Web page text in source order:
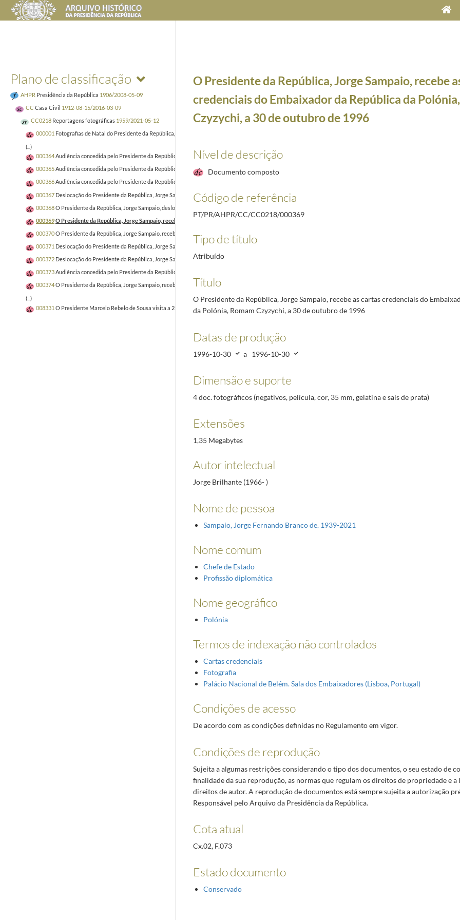
Plano de classificação
AHPR Presidência da República 1906/2008-05-09
CC Casa Civil 1912-08-15/2016-03-09
CC0218 Reportagens fotográficas 1959/2021-05-12
000001 Fotografias de Natal do Presidente da República, Aníbal Cavaco Silva e Maria Cavaco Silva, a 5 de dezembro de 2012
(...)
000364Audiência concedida pelo Presidente da República, Jorge Sampaio, ao Presidente do PSD dos Açores, Carlos da Costa Neves, a 5 de março de 1997
000365Audiência concedida pelo Presidente da República, Jorge Sampaio, ao Representante Especial do Secretário-Geral da ONU para Timor, Embaixador Jamsheed Marker,
000366Audiência concedida pelo Presidente da República, Jorge Sampaio, a Marcelo Rebelo de Sousa, a 6 de março de 1997
000367 Deslocação do Presidente da República, Jorge Sampaio, ao encerramento da exposição "Jovens Criadores 96", na Cordoaria Nacional, a 29 de outubro de 1996
000368O Presidente da República, Jorge Sampaio, desloca-se à cerimónia de lançamento da Fotobiografia "O Mundo de Ruben A.", no Teatro D. Maria II, a 29 de outubro
000369O Presidente da República, Jorge Sampaio, recebe as cartas credenciais do Embaixador da República da Polónia, Romam Czyzychi, a 30 de outubro de 1996
000370O Presidente da República, Jorge Sampaio, recebe as cartas credenciais do Embaixador da República do Iémen, Mohamed Abdailah, a 30 de outubro
000371 Deslocação do Presidente da República, Jorge Sampaio, ao Estádio da Luz, onde assistiu ao jogo de futebol entre o Benfica e o Fiorentina, para a 1.ª Mão dos Quartos
000372 Deslocação do Presidente da República, Jorge Sampaio, e da Senhora D. Maria José Ritta, ao Porto e a Coimbra, no âmbito das Comemorações do Dia Internacional da
000373Audiência concedida pelo Presidente da República, Jorge Sampaio, ao Embaixador do Brasil, Sr. Jorge Bornhausen, a 11 de março de 1997
000374O Presidente da República, Jorge Sampaio, recebe as cartas credenciais da Embaixadora da Guatemala, Gloria Passarelli de Chirouze, a 30 de outubro de 1996
(...)
008331 O Presidente Marcelo Rebelo de Sousa visita a 21.ª edição da Vindouro | Wine and History, Festa Pombalina, sendo homenageado como Cidadão Honorário de São
O Presidente da República, Jorge Sampaio, recebe
credenciais do Embaixador da República da
Czyzychi, a 30 de outubro de 1996
Nível de descrição
Documento composto
Código de referência
PT/PR/AHPR/CC/CC0218/000369
Tipo de título
Atribuído
Título
O Presidente da República, Jorge Sampaio, recebe as cartas credenciais do
da Polónia, Romam Czyzychi, a 30 de outubro de 1996
Datas de produção
1996-10-30 a 1996-10-30
Dimensão e suporte
4 doc. fotográficos (negativos, película, cor, 35 mm, gelatina e sais de prata)
Extensões
1,35 Megabytes
Autor intelectual
Jorge Brilhante (1966- )
Nome de pessoa
Sampaio, Jorge Fernando Branco de. 1939-2021
Nome comum
Chefe de Estado
Profissão diplomática
Nome geográfico
Polónia
Termos de indexação não controlados
Cartas credenciais
Fotografia
Palácio Nacional de Belém. Sala dos Embaixadores (Lisboa, Portugal)
Condições de acesso
De acordo com as condições definidas no Regulamento em vigor.
Condições de reprodução
Sujeita a algumas restrições considerando o tipo dos documentos, o seu estado de
finalidade da sua reprodução, as normas que regulam os direitos de propriedade e a
direitos de autor. A reprodução de documentos está sempre sujeita a autorização
Responsável pelo Arquivo da Presidência da República.
Cota atual
Cx.02, F.073
Estado documento
Conservado